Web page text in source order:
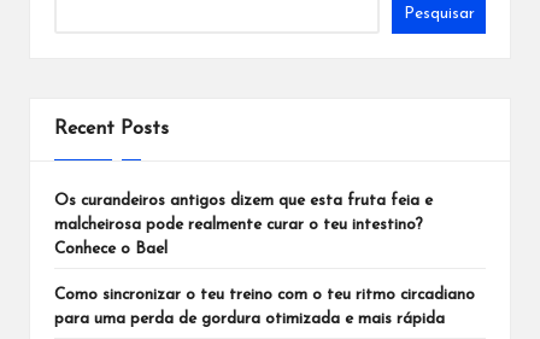
Pesquisar
Recent Posts
Os curandeiros antigos dizem que esta fruta feia e
malcheirosa pode realmente curar o teu intestino?
Conhece o Bael
Como sincronizar o teu treino com o teu ritmo circadiano
para uma perda de gordura otimizada e mais rápida